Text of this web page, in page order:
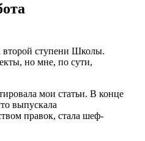
ступени Школы.
но мне, по сути,
мои статьи. В конце
выпускала
правок, стала шеф-